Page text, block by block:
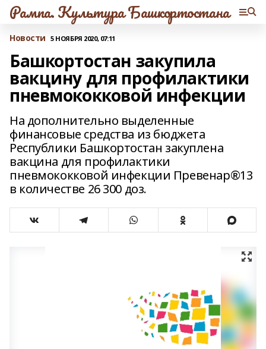
Рампа. Культура Башкортостана
Новости 5 НОЯБРЯ 2020, 07:11
Башкортостан закупила
вакцину для профилактики
пневмококковой инфекции
На дополнительно выделенные
финансовые средства из бюджета
Республики Башкортостан закуплена
вакцина для профилактики
пневмококковой инфекции Превенар®13
в количестве 26 300 доз.